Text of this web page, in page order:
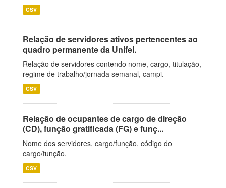
CSV
Relação de servidores ativos pertencentes ao
quadro permanente da Unifei.
Relação de servidores contendo nome, cargo, titulação,
regime de trabalho/jornada semanal, campi.
CSV
Relação de ocupantes de cargo de direção
(CD), função gratificada (FG) e funç...
Nome dos servidores, cargo/função, código do
cargo/função.
CSV